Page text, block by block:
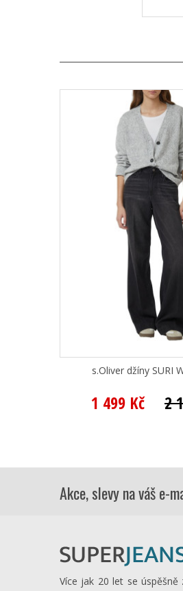
s.Oliver džíny SURI
1 499 Kč 2
Akce, slevy na váš e-
Více jak 20 let se